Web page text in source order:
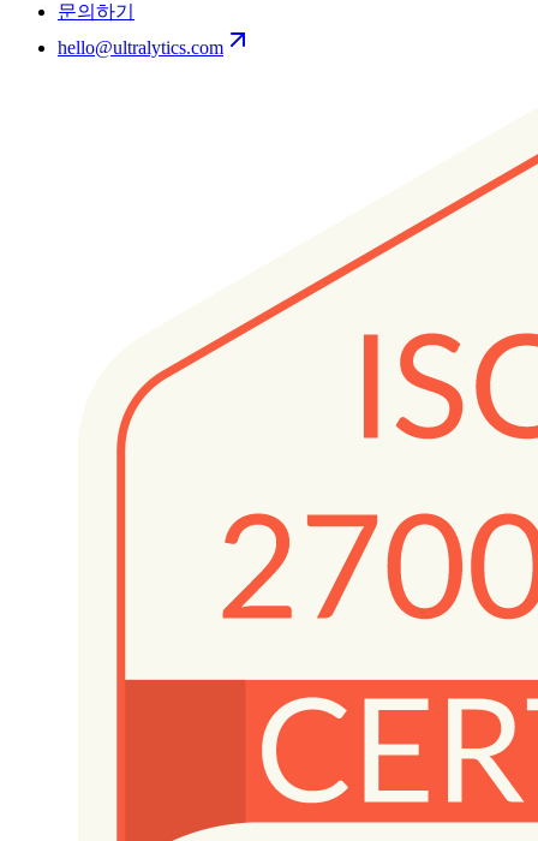
문의하기
hello@ultralytics.com